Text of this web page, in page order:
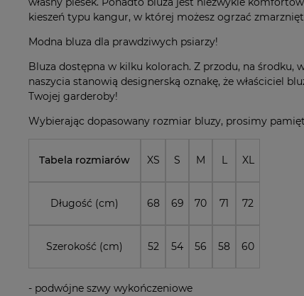
kieszeń typu kangur, w której możesz ogrzać
Modna bluza dla prawdziwych psiarzy!
Bluza dostępna w kilku kolorach. Z przodu, na środku,
naszycia stanowią designerską oznakę, że właściciel
Twojej garderoby!
Wybierając dopasowany rozmiar bluzy, prosimy
Tabela rozmiarów XS S M L XL
Długość (cm) 68 69 70 71 72
Szerokość (cm) 52 54 56 58 60
- podwójne szwy wykończeniowe